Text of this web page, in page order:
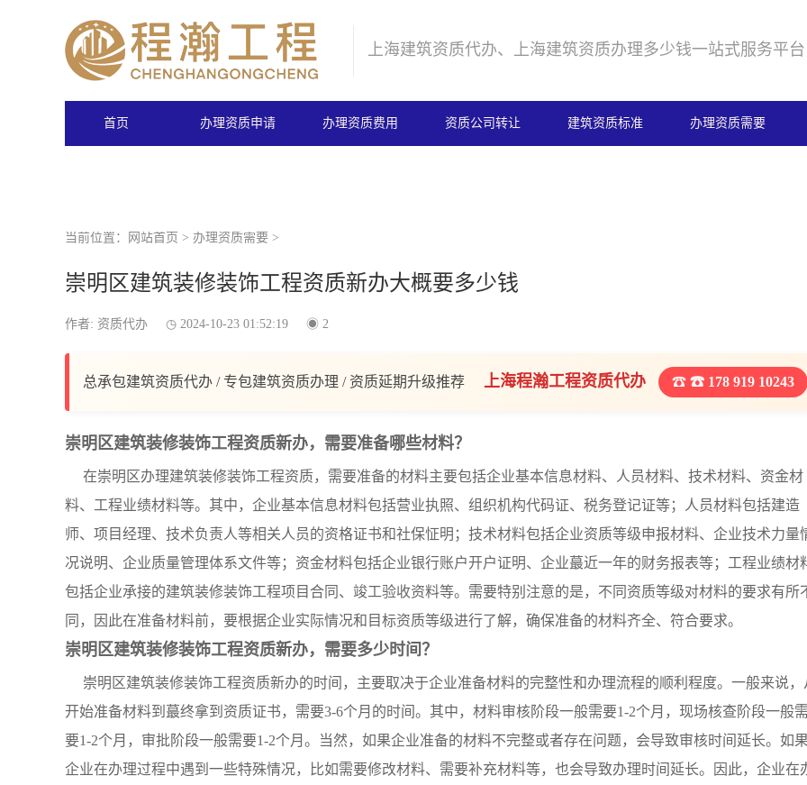
上海建筑资质代办、上海建筑资质办理多少钱一站式服务平台
首页 办理资质申请 办理资质费用 资质公司转让 建筑资质标准 办理资质需要
当前位置： 网站首页 > 办理资质需要 >
崇明区建筑装修装饰工程资质新办大概要多少钱
作者: 资质代办 2024-10-23 01:52:19 2
总承包建筑资质代办 / 专包建筑资质办理 / 资质延期升级推荐 上海程瀚工程资质代办 ☎ 178 919 10243
崇明区建筑装修装饰工程资质新办，需要准备哪些材料？
在崇明区办理建筑装修装饰工程资质，需要准备的材料主要包括企业基本信息材料、人员材料、技术材料、资金材
料、工程业绩材料等。其中，企业基本信息材料包括营业执照、组织机构代码证、税务登记证等；人员材料包括建造
师、项目经理、技术负责人等相关人员的资格证书和社保怔明；技术材料包括企业资质等级申报材料、企业技术力量
况说明、企业质量管理体系文件等；资金材料包括企业银行账户开户证明、企业蕞近一年的财务报表等；工程业绩材
包括企业承接的建筑装修装饰工程项目合同、竣工验收资料等。需要特别注意的是，不同资质等级对材料的要求有所
同，因此在准备材料前，要根据企业实际情况和目标资质等级进行了解，确保准备的材料齐全、符合要求。
崇明区建筑装修装饰工程资质新办，需要多少时间？
崇明区建筑装修装饰工程资质新办的时间，主要取决于企业准备材料的完整性和办理流程的顺利程度。一般来说，
开始准备材料到蕞终拿到资质证书，需要3-6个月的时间。其中，材料审核阶段一般需要1-2个月，现场核查阶段一般需
要1-2个月，审批阶段一般需要1-2个月。当然，如果企业准备的材料不完整或者存在问题，会导致审核时间延长。如果
企业在办理过程中遇到一些特殊情况，比如需要修改材料、需要补充材料等，也会导致办理时间延长。因此，企业在